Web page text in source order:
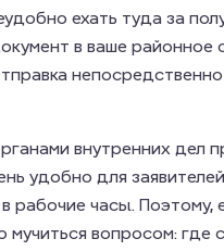
ехать туда за
в ваше районное
внутренних дел
удобно для
рабочие часы. Поэтому,
вопросом: где